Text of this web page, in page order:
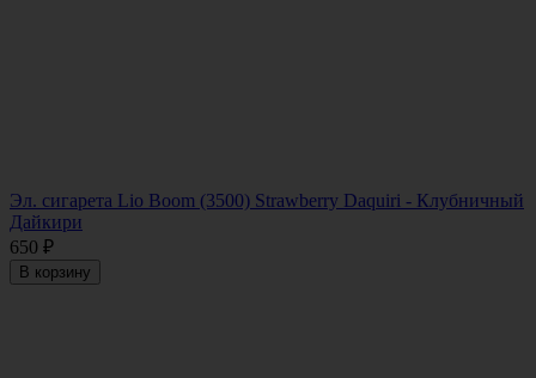
Эл. сигарета Lio Boom (3500) Strawberry Daquiri - Клубничный
Дайкири
650 ₽
В корзину